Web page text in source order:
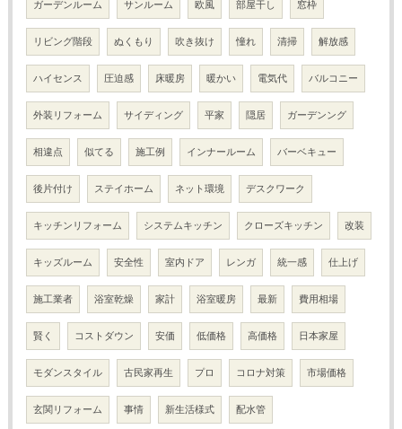
ガーデンルーム サンルーム 欧風 部屋干し 窓枠
リビング階段 ぬくもり 吹き抜け 憧れ 清掃 解放感
ハイセンス 圧迫感 床暖房 暖かい 電気代 バルコニー
外装リフォーム サイディング 平家 隠居 ガーデンング
相違点 似てる 施工例 インナールーム バーベキュー
後片付け ステイホーム ネット環境 デスクワーク
キッチンリフォーム システムキッチン クローズキッチン 改装
キッズルーム 安全性 室内ドア レンガ 統一感 仕上げ
施工業者 浴室乾燥 家計 浴室暖房 最新 費用相場
賢く コストダウン 安価 低価格 高価格 日本家屋
モダンスタイル 古民家再生 プロ コロナ対策 市場価格
玄関リフォーム 事情 新生活様式 配水管